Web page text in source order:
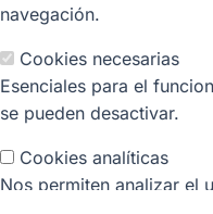
navegación.
Cookies necesarias
Esenciales para el
se pueden desactivar.
Cookies analíticas
Nos permiten analizar el